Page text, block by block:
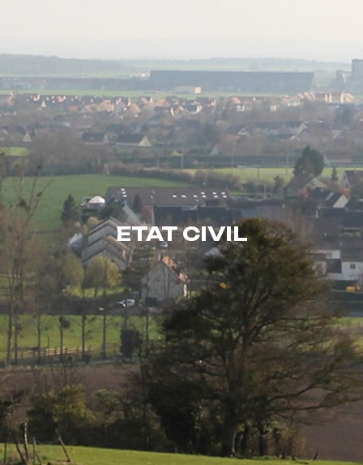
ETAT CIVIL